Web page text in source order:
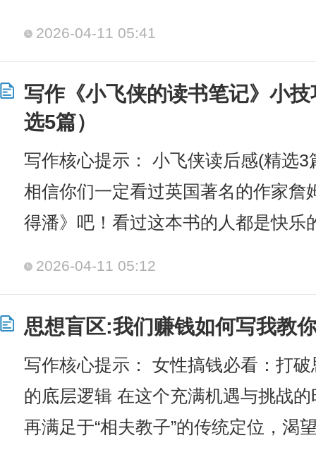
2026-04-11 05:41
写作《小飞侠的读书笔记》小
选5篇）
写作核心提示： 小飞侠读后感(精选
相信你们一定看过英国著名的作家詹
得潘》吧！看过这本书的人都是快乐
2026-04-11 05:12
思想盲区:我们赚钱如何写我教
写作核心提示： 女性搞钱必看：打
的底层逻辑 在这个充满机遇与挑战
再满足于“相夫教子”的传统定位，渴